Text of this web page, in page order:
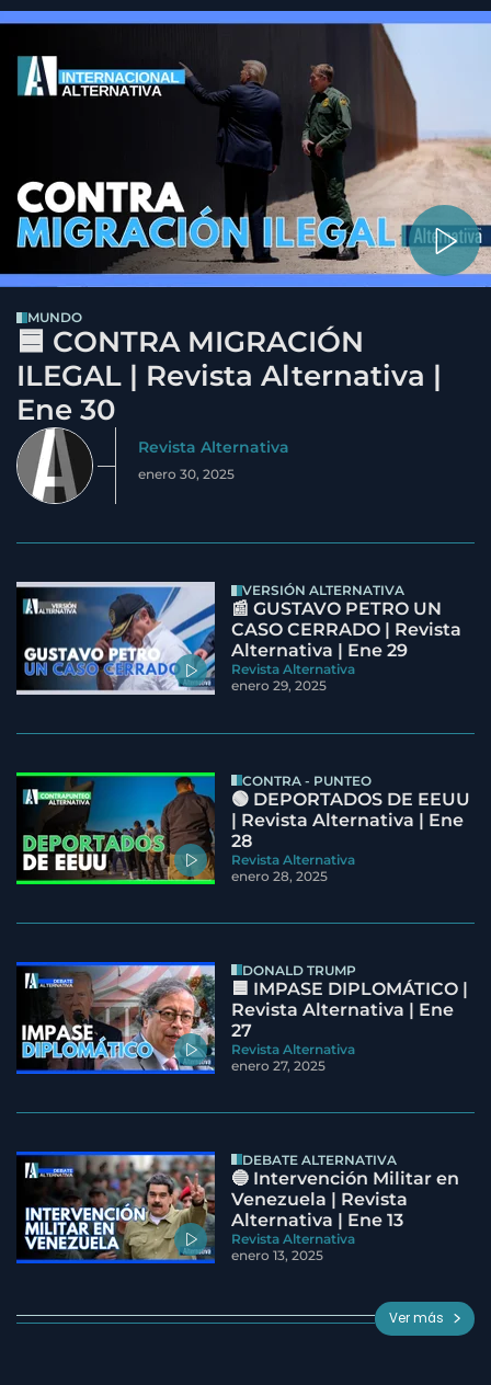
MUNDO
🟦 CONTRA MIGRACIÓN
ILEGAL | Revista Alternativa |
Ene 30
Revista Alternativa
enero 30, 2025
VERSIÓN ALTERNATIVA
📰 GUSTAVO PETRO UN
CASO CERRADO | Revista
Alternativa | Ene 29
Revista Alternativa
enero 29, 2025
CONTRA - PUNTEO
🟢 DEPORTADOS DE EEUU
| Revista Alternativa | Ene
28
Revista Alternativa
enero 28, 2025
DONALD TRUMP
🟦 IMPASE DIPLOMÁTICO |
Revista Alternativa | Ene
27
Revista Alternativa
enero 27, 2025
DEBATE ALTERNATIVA
🔵 Intervención Militar en
Venezuela | Revista
Alternativa | Ene 13
Revista Alternativa
enero 13, 2025
Ver más